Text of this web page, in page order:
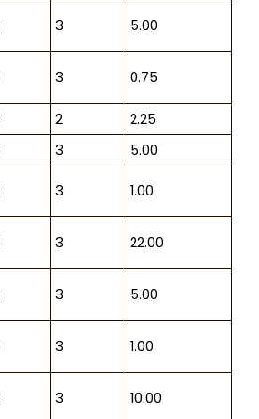
3 5.00
3 0.75
2
2.25
3 5.00
3 1.00
3 22.00
3 5.00
3 1.00
3 10.00